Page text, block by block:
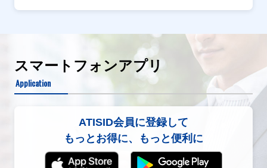
スマートフォンアプリ
Application
ATISID会員に登録して
もっとお得に、もっと便利に